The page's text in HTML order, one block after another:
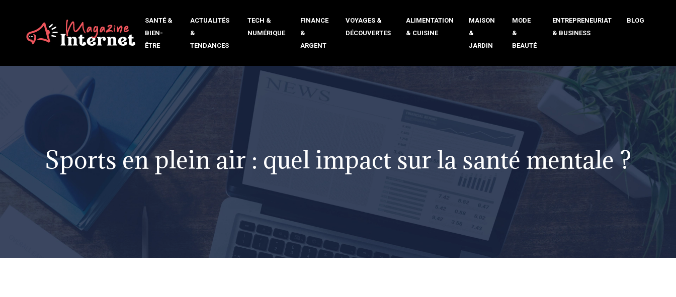
SANTÉ &
BIEN-
ÊTRE
ACTUALITÉS
&
TENDANCES
TECH &
NUMÉRIQUE
FINANCE
&
ARGENT
VOYAGES &
DÉCOUVERTES
ALIMENTATION
& CUISINE
MAISON
&
JARDIN
MODE
&
BEAUTÉ
ENTREPRENEURIAT
& BUSINESS
BLOG
Sports en plein air : quel impact sur la santé mentale ?